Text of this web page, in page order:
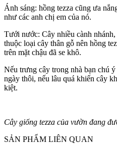
Ánh sáng: hồng tezza cũng ưa
như các anh chị em của nó.
Tưới nước: Cây nhiều cành
thuộc loại cây thân gỗ nên hồng
trên mặt chậu đã se khô.
Nếu trưng cây trong nhà bạn chú
ngày thôi, nếu lâu quá khiến cây
kiệt.
Cây giống tezza của vườn đang
SẢN PHẨM LIÊN QUAN